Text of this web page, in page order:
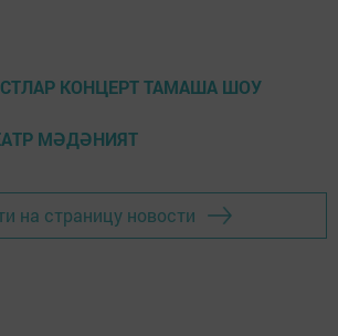
КОНЦЕРТ ТАМАША ШОУ
МӘДӘНИЯТ
на страницу новости